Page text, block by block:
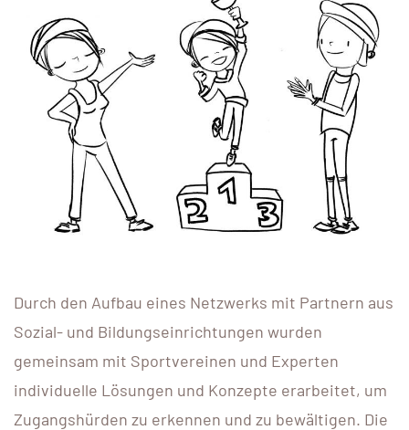
Durch den Aufbau eines Netzwerks mit Partnern aus
Sozial- und Bildungseinrichtungen wurden
gemeinsam mit Sportvereinen und Experten
individuelle Lösungen und Konzepte erarbeitet, um
Zugangshürden zu erkennen und zu bewältigen. Die